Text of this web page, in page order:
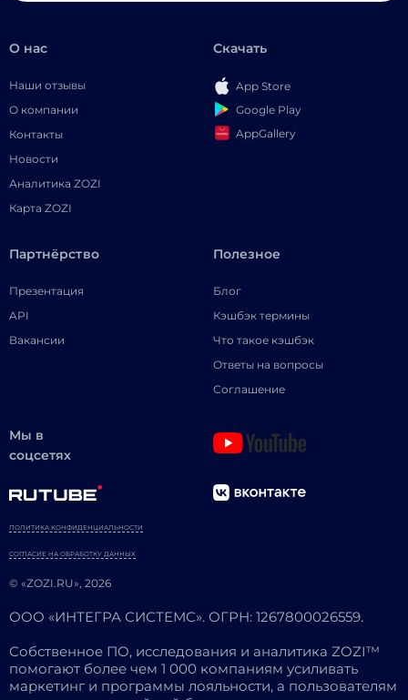
О нас
Наши отзывы
О компании
Контакты
Новости
Аналитика ZOZI
Карта ZOZI
Скачать
App Store
Google Play
AppGallery
Партнёрство
Презентация
API
Вакансии
Полезное
Блог
Кэшбэк термины
Что такое кэшбэк
Ответы на вопросы
Соглашение
Мы в
соцсетях
© «ZOZI.RU», 2026
ПОЛИТИКА КОНФИДЕНЦИАЛЬНОСТИ
СОГЛАСИЕ НА ОБРАБОТКУ ДАННЫХ
ООО «ИНТЕГРА СИСТЕМС». ОГРН: 1267800026559.
Собственное ПО, исследования и аналитика ZOZI™
помогают более чем 1 000 компаниям усиливать
маркетинг и программы лояльности, а пользователям